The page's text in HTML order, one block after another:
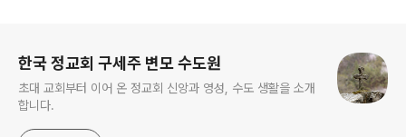
한국 정교회 구세주 변모 수도원
초대 교회부터 이어 온 정교회 신앙과 영성, 수도 생활을 소개
합니다.